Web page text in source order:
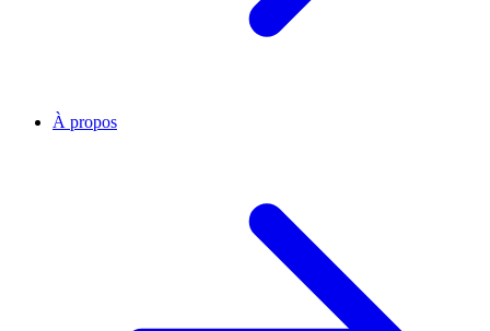
À propos